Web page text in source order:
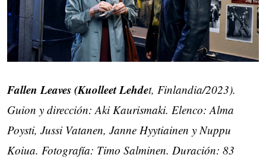
Fallen Leaves (Kuolleet Lehdet, Finlandia/2023).
Guion y dirección: Aki Kaurismaki. Elenco: Alma
Poysti, Jussi Vatanen, Janne Hyytiainen y Nuppu
Koiua. Fotografía: Timo Salminen. Duración: 83